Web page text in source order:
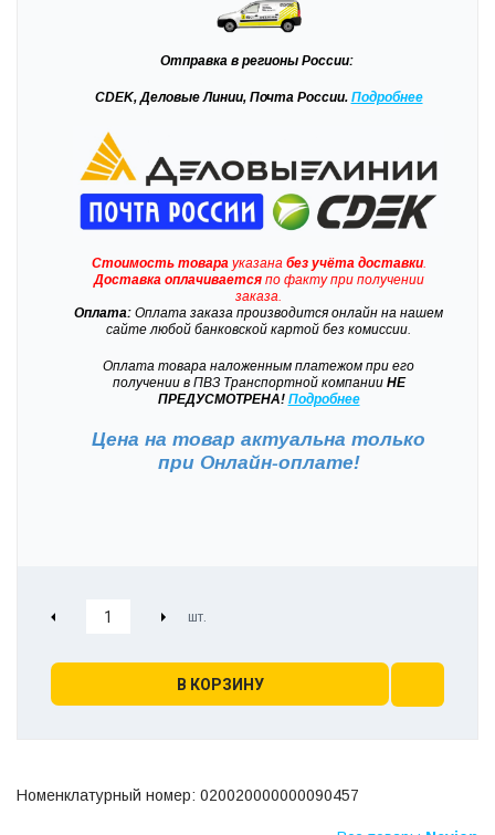
Отправка в регионы России:
CDEK, Деловые Линии, Почта России. Подробнее
Стоимость товарауказана без учёта доставки.
Доставкаоплачиваетсяпо факту при получении
заказа.
Оплата: Оплата заказа производится онлайн на нашем
сайте любой банковской картой без комиссии.
Оплата товара наложенным платежом при его
получении в ПВЗ Транспортной компанииНЕ
ПРЕДУСМОТРЕНА! Подробнее
Цена на товар актуальна только
при Онлайн-оплате!
В КОРЗИНУ
Номенклатурный номер: 020020000000090457